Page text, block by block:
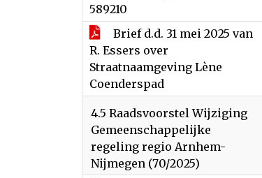
589210
Brief d.d. 31 mei 2025 van
R. Essers over
Straatnaamgeving Lène
Coenderspad
4.5 Raadsvoorstel Wijziging
Gemeenschappelijke
regeling regio Arnhem-
Nijmegen (70/2025)